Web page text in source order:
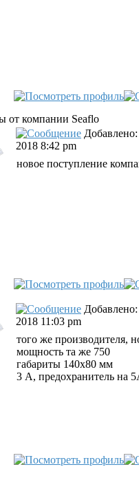
от компании Seaflo
2018 8:42 pm
новое поступление
2018 11:03 pm
того же производителя,
мощность та же 750
габариты 140х80 мм
3 А, предохранитель на